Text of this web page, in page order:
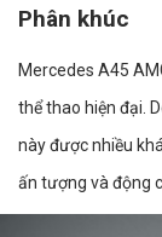
Phân khúc
Mercedes A45
thể thao hiện đại.
này được nhiều
ấn tượng và động